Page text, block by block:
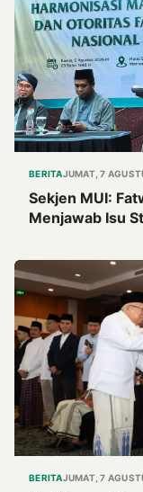
BERITAJUMAT, 7
Sekjen MUI:
Menjawab Isu
BERITAJUMAT, 7